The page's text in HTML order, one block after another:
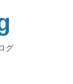
グ